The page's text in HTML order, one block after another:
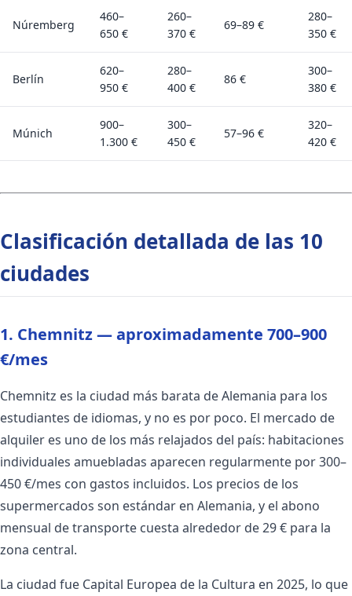
Núremberg
460–
650 €
260–
370 €
69–89 €
280–
350 €
Berlín
620–
950 €
280–
400 €
86 €
300–
380 €
Múnich
900–
1.300 €
300–
450 €
57–96 €
320–
420 €
Clasificación detallada de las 10
ciudades
1. Chemnitz — aproximadamente 700–900
€/mes
Chemnitz es la ciudad más barata de Alemania para los
estudiantes de idiomas, y no es por poco. El mercado de
alquiler es uno de los más relajados del país: habitaciones
individuales amuebladas aparecen regularmente por 300–
450 €/mes con gastos incluidos. Los precios de los
supermercados son estándar en Alemania, y el abono
mensual de transporte cuesta alrededor de 29 € para la
zona central.
La ciudad fue Capital Europea de la Cultura en 2025, lo que